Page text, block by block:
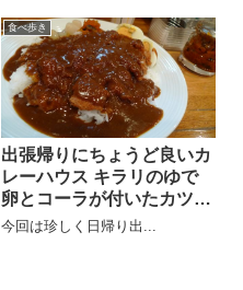
食べ歩き
出張帰りにちょうど良いカ
レーハウス キラリのゆで
卵とコーラが付いたカツカ
レー
今回は珍しく日帰り出...